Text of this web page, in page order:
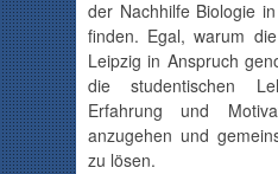
der Nachhilfe Biologie
finden. Egal, warum
Leipzig in Anspruch
die studentischen
Erfahrung und
anzugehen und
zu lösen.